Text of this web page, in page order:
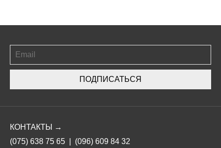
ПОДПИСАТЬСЯ
КОНТАКТЫ →
(075) 638 75 65
(096) 609 84 32